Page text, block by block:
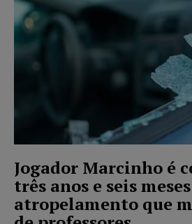
Jogador Marcinho é
três anos e seis
atropelamento que